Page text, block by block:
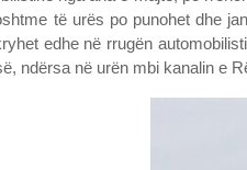
të urës po punohet dhe
edhe në rrugën
ndërsa në urën mbi kanalin e